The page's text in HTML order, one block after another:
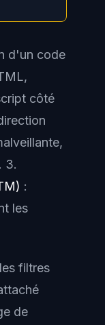
d'un code
côté
3.
:
les
filtres
de